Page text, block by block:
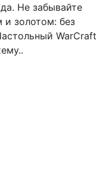
Не забывайте
и золотом: без
WarCraft